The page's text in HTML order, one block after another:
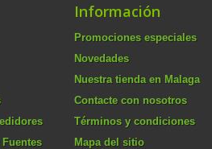
Información
Promociones especiales
Novedades
Nuestra tienda en Malaga
Contacte con nosotros
Términos y condiciones
Mapa del sitio